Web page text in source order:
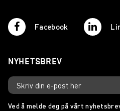
Facebook
NYHETSBREV
Ved å melde deg på vårt